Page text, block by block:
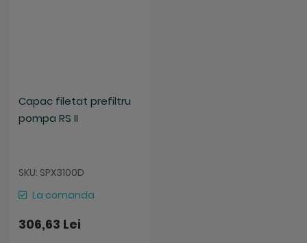
Capac filetat prefiltru
pompa RS II
SKU: SPX3100D
La comanda
306,63 Lei